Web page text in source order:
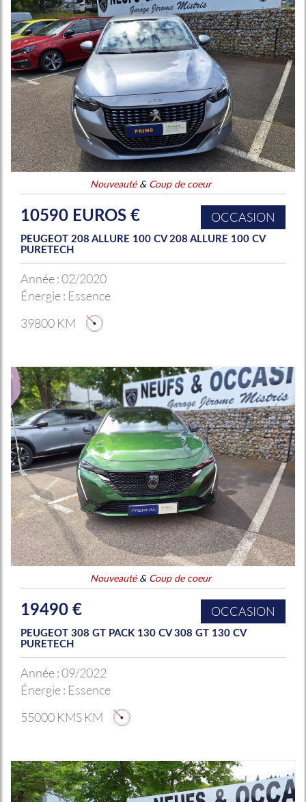
Nouveauté& Coup de coeur
10590 EUROS € OCCASION
PEUGEOT 208 ALLURE 100 CV 208 ALLURE 100 CV
PURETECH
Année :02/2020
Énergie : Essence
39800 KM
Nouveauté& Coup de coeur
19490 € OCCASION
PEUGEOT 308 GT PACK 130 CV 308 GT 130 CV
PURETECH
Année :09/2022
Énergie : Essence
55000 KMS KM